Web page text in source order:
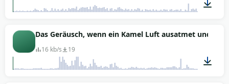
00:04
Das Geräusch, wenn ein Kamel Luft ausatmet und
16 kb/s 19